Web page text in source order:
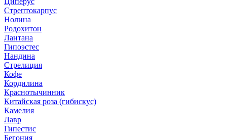
Стрептокарпус
Нолина
Родохитон
Лантана
Гипоэстес
Нандина
Стрелиция
Кофе
Кордилина
Краснотычинник
Китайская роза (гибискус)
Камелия
Лавр
Гипестис
Бегония